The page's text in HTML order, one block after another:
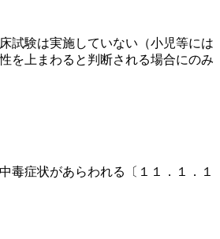
試験は実施していない（小児等には
を上まわると判断される場合にのみ
毒症状があらわれる〔１１．１．１